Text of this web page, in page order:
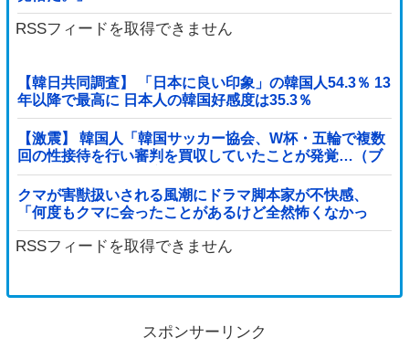
RSSフィードを取得できません
【韓日共同調査】 「日本に良い印象」の韓国人54.3％ 13
年以降で最高に 日本人の韓国好感度は35.3％
【激震】 韓国人「韓国サッカー協会、W杯・五輪で複数
回の性接待を行い審判を買収していたことが発覚…（ブ
ルブル」＝韓国の反応
クマが害獣扱いされる風潮にドラマ脚本家が不快感、
「何度もクマに会ったことがあるけど全然怖くなかっ
た」と主張しており……他
RSSフィードを取得できません
スポンサーリンク